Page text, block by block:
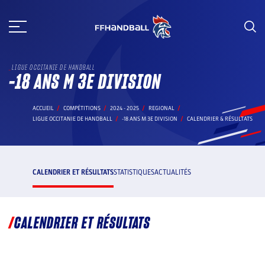
au
LIGUE OCCITANIE DE HANDBALL
-18 ANS M 3E DIVISION
ACCUEIL COMPÉTITIONS 2024 - 2025
REGIONAL
LIGUE OCCITANIE DE HANDBALL
-18 ANS M 3E DIVISION CALENDRIER & RÉSULTATS
CALENDRIER ET RÉSULTATSSTATISTIQUESACTUALITÉS
CALENDRIER ET RÉSULTATS